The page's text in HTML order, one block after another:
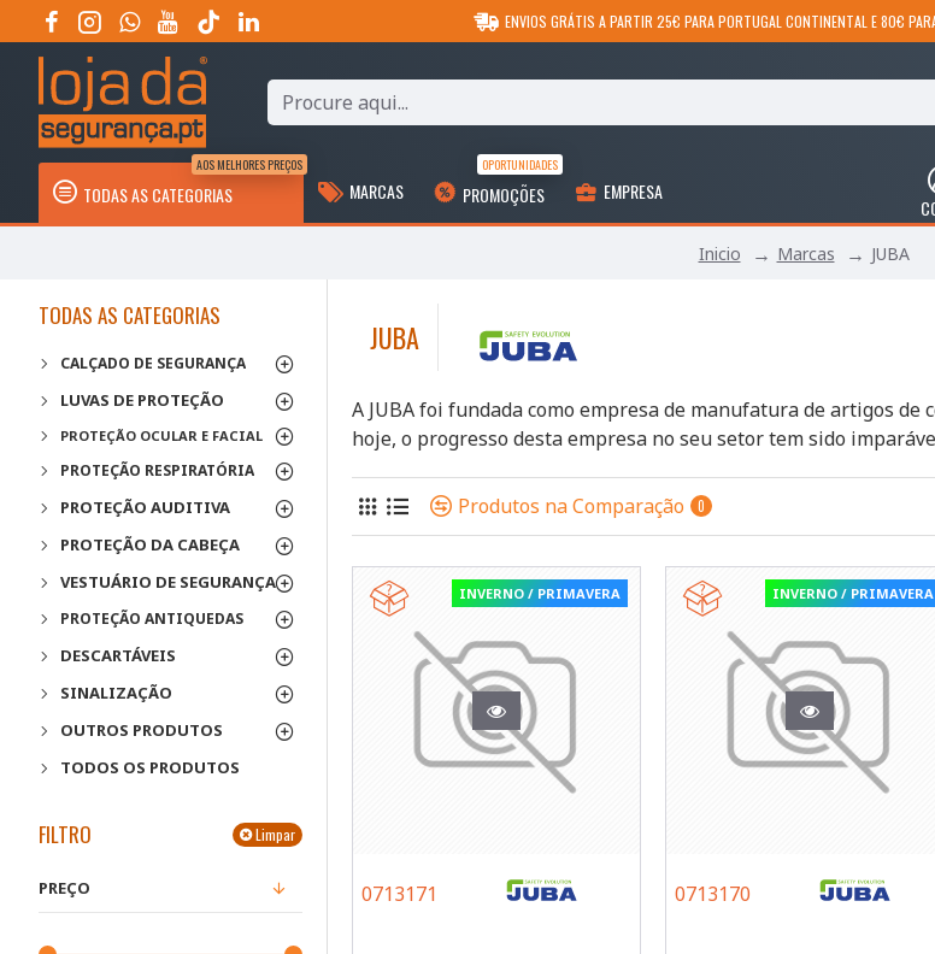
ENVIOS GRÁTIS A PARTIR 25€ PARA PORTUGAL CONTINENTAL E 80€
TODAS AS CATEGORIAS
AOS MELHORES PREÇOS
MARCAS PROMOÇÕES
OPORTUNIDADES
EMPRESA
Inicio Marcas JUBA
TODAS AS CATEGORIAS
CALÇADO DE SEGURANÇA
LUVAS DE PROTEÇÃO
PROTEÇÃO OCULAR E FACIAL
PROTEÇÃO RESPIRATÓRIA
PROTEÇÃO AUDITIVA
PROTEÇÃO DA CABEÇA
VESTUÁRIO DE SEGURANÇA
PROTEÇÃO ANTIQUEDAS
DESCARTÁVEIS
SINALIZAÇÃO
OUTROS PRODUTOS
TODOS OS PRODUTOS
FILTRO Limpar
PREÇO
JUBA
A JUBA foi fundada como empresa de manufatura de artigos
hoje, o progresso desta empresa no seu setor tem sido
Produtos na Comparação 0
INVERNO / PRIMAVERA
0713171
INVERNO / PRIMAVERA
0713170